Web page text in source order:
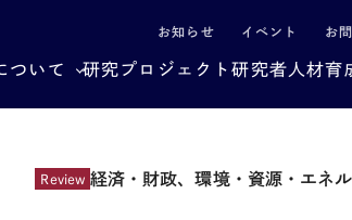
お知らせ イベント お
ついて 研究プロジェクト研究者 人材育
Review 経済・財政、環境・資源・エネ